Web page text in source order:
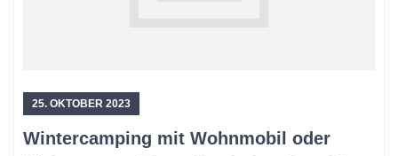
25. OKTOBER 2023
Wintercamping mit Wohnmobil oder